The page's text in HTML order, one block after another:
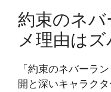
約束のネ
メ理由はズ
「約束のネバーラ
開と深いキャラク